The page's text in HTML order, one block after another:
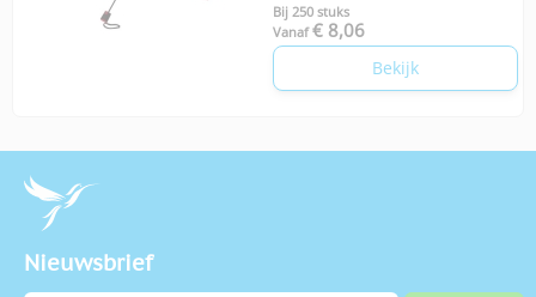
Bij 250 stuks
Vanaf € 8,06
Bekijk
Nieuwsbrief